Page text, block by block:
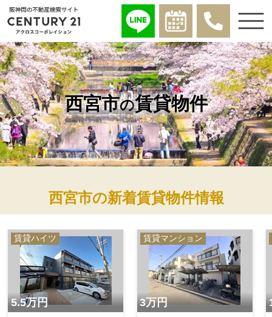
西宮市の賃貸物件
西宮市の新着賃貸物件情報
賃貸ハイツ
5.5万円
賃貸マンション
3万円